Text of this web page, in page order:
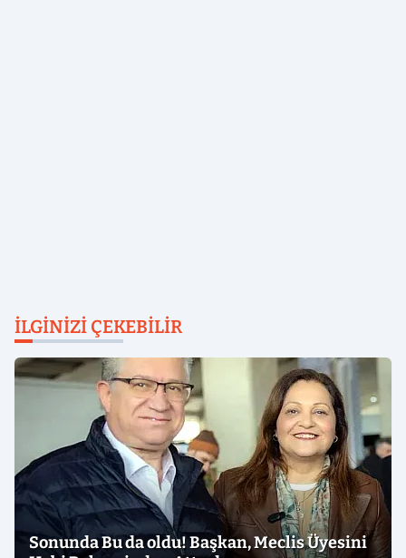
İLGINIZI ÇEKEBILIR
Sonunda Bu da oldu! Başkan, Meclis Üyesini